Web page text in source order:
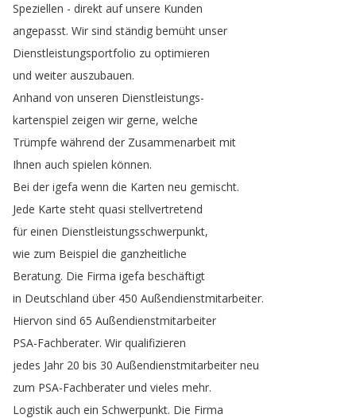
Speziellen - direkt auf unsere Kunden
angepasst. Wir sind ständig bemüht unser
Dienstleistungsportfolio zu optimieren
und weiter auszubauen.
Anhand von unseren Dienstleistungs-
kartenspiel zeigen wir gerne, welche
Trümpfe während der Zusammenarbeit mit
Ihnen auch spielen können.
Bei der igefa wenn die Karten neu gemischt.
Jede Karte steht quasi stellvertretend
für einen Dienstleistungsschwerpunkt,
wie zum Beispiel die ganzheitliche
Beratung. Die Firma igefa beschäftigt
in Deutschland über 450 Außendienstmitarbeiter.
Hiervon sind 65 Außendienstmitarbeiter
PSA-Fachberater. Wir qualifizieren
jedes Jahr 20 bis 30 Außendienstmitarbeiter neu
zum PSA-Fachberater und vieles mehr.
Logistik auch ein Schwerpunkt. Die Firma